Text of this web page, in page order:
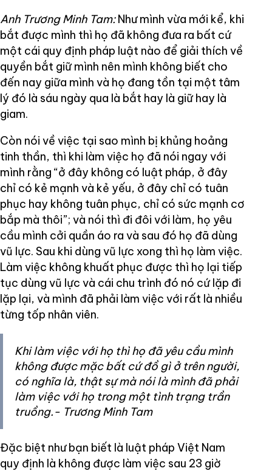
Anh Trương Minh Tam:Như mình vừa mới kể, khi
bắt được mình thì họ đã không đưa ra bất cứ
một cái quy định pháp luật nào để giải thích về
quyền bắt giữ mình nên mình không biết cho
đến nay giữa mình và họ đang tồn tại một tâm
lý đó là sáu ngày qua là bắt hay là giữ hay là
giam.
Còn nói về việc tại sao mình bị khủng hoảng
tinh thần, thì khi làm việc họ đã nói ngay với
mình rằng “ở đây không có luật pháp, ở đây
chỉ có kẻ mạnh và kẻ yếu, ở đây chỉ có tuân
phục hay không tuân phục, chỉ có sức mạnh cơ
bắp mà thôi”; và nói thì đi đôi với làm, họ yêu
cầu mình cởi quần áo ra và sau đó họ đã dùng
vũ lực. Sau khi dùng vũ lực xong thì họ làm việc.
Làm việc không khuất phục được thì họ lại tiếp
tục dùng vũ lực và cái chu trình đó nó cứ lặp đi
lặp lại, và mình đã phải làm việc với rất là nhiều
từng tốp nhân viên.
Khi làm việc với họ thì họ đã yêu cầu mình
không được mặc bất cứ đồ gì ở trên người,
có nghĩa là, thật sự mà nói là mình đã phải
làm việc với họ trong một tình trạng trần
truồng.- Trương Minh Tam
Đặc biệt như bạn biết là luật pháp Việt Nam
quy định là không được làm việc sau 23 giờ